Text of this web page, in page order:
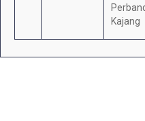
Kajang